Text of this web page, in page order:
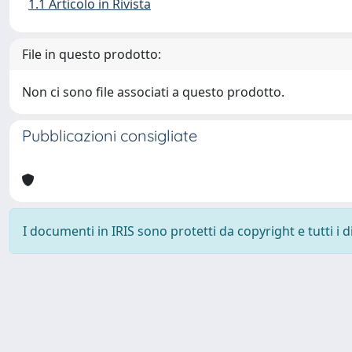
1.1 Articolo in Rivista
File in questo prodotto:
Non ci sono file associati a questo prodotto.
Pubblicazioni consigliate
I documenti in IRIS sono protetti da copyright e tutti i